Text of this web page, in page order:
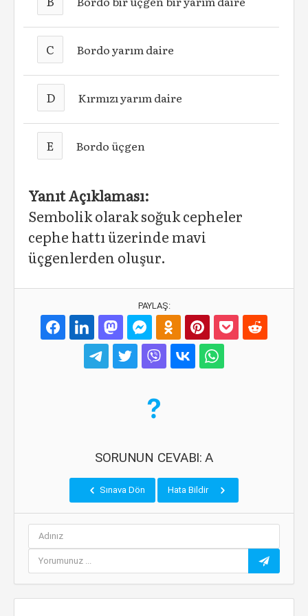
C Bordo yarım daire
D Kırmızı yarım daire
E Bordo üçgen
Yanıt Açıklaması:
Sembolik olarak soğuk cepheler
cephe hattı üzerinde mavi
üçgenlerden oluşur.
PAYLAŞ:
SORUNUN CEVABI: A
Sınava Dön Hata Bildir